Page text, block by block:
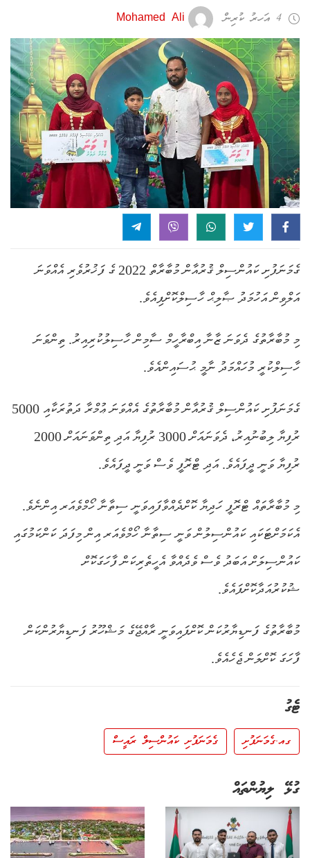
4 އަހރު ކުރިން Mohamed Ali
ގެމަނަފުށި ކައުންސިލް ޤުރުއާން މުބާރާތް 2022 ގެ ފަޚުރުވެރި އެއްވަނަ
އަލްވިން އަހުމަދު ޞާލިޙް ހާސިލްކޮށްފިއެވެ.
މި މުބާރާތުގެ ދެވަނަ ޒާނާ އިބްރާހީމް ސާމިން ހާސިލުކުރިއިރު. ތިންވަނަ
ހާސިލްކުރީ މުހައްމަދު ނާމީ ޙުސައިންއެވެ.
ގެމަނަފުށި ކައުންސިލް ޤުރުއާން މުބާރާތުގެ އެއްވަނަ ޢުމްރާ ދަތުރަކާއި 5000
ރުފިޔާ ލިބުނުއިރު، ދެވަނައަށް 3000 ރުފިޔާ އަދި ތިންވަނައަށް 2000
ރުފިޔާ ވަނީ ދީފައެވެ. އަދި ޓްރޮފީ ވެސް ވަނީ ދީފައެވެ.
މި މުބާރާތައް ޓްރޮފީ ހަދިޔާ ކޮށްދެއްވާފައިވަނީ ސިތާނާ ހޯމްވެއަރ އިންނެވެ.
އެކަމަށްޓަކައި ކައުންސިލުން ވަނީ ސިތާނާ ހޯމްވެއަރ އިން މިފަދަ ކަންކަމުގައި
ކައުންސިލަށް އަބަދު ވެސް ވެދެއްވާ އެހީތެރިކަން ފާހަގަކޮށް
ޝުކުރުއަދާކޮށްފައެވެ.
މުބާރާތުގެ ފަނޑިޔާރުކަން ކޮށްފައިވަނީ ރާއްޖޭގެ މަޝްހޫރު ފަނޑިޔާރުންކަން
ފާހަގަ ކޮށްލަން ޖެހެއެވެ.
ޓެގު
ގއ.ގެމަނަފުށި ގެމަނަފުށި ކައުންސިލް ރައީސް
ގުޅޭ ލިޔުންތައް